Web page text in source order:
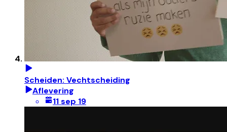
Scheiden: Vechtscheiding
Aflevering
11 sep 19